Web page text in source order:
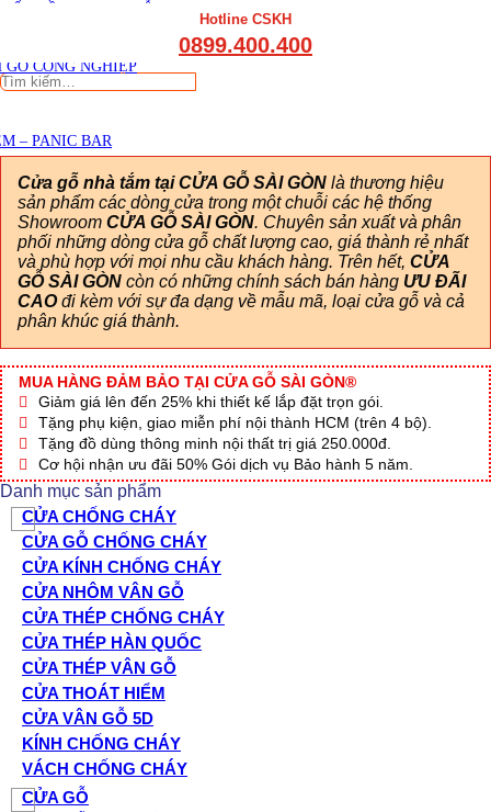
GỖ CÔNG NGHIỆP
– PANIC BAR
Hotline CSKH
0899.400.400
Tìm
Cửa gỗ nhà tắm tại CỬA GỖ SÀI GÒN là thương hiệu
sản phẩm các dòng cửa trong một chuỗi các hệ thống
Showroom CỬA GỖ SÀI GÒN. Chuyên sản xuất và phân
phối những dòng cửa gỗ chất lượng cao, giá thành rẻ nhất
và phù hợp với mọi nhu cầu khách hàng. Trên hết, CỬA
GỖ SÀI GÒN còn có những chính sách bán hàng ƯU ĐÃI
CAOđi kèm với sự đa dạng về mẫu mã, loại cửa gỗ và cả
phân khúc giá thành.
MUA HÀNG ĐẢM BẢO TẠI CỬA GỖ SÀI GÒN®
Giảm giá lên đến 25% khi thiết kế lắp đặt trọn gói.
Tặng phụ kiện, giao miễn phí nội thành HCM (trên 4 bộ).
Tặng đồ dùng thông minh nội thất trị giá 250.000đ.
Cơ hội nhận ưu đãi 50% Gói dịch vụ Bảo hành 5 năm.
Danh mục sản phẩm
CỬA CHỐNG CHÁY
CỬA GỖ CHỐNG CHÁY
CỬA KÍNH CHỐNG CHÁY
CỬA NHÔM VÂN GỖ
CỬA THÉP CHỐNG CHÁY
CỬA THÉP HÀN QUỐC
CỬA THÉP VÂN GỖ
CỬA THOÁT HIỂM
CỬA VÂN GỖ 5D
KÍNH CHỐNG CHÁY
VÁCH CHỐNG CHÁY
CỬA GỖ